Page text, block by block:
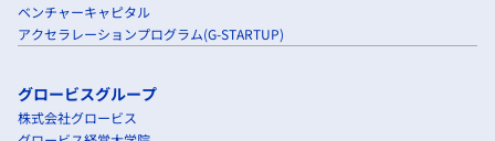
ベンチャーキャピタル
アクセラレーションプログラム(G-STARTUP)
グロービスグループ
株式会社グロービス